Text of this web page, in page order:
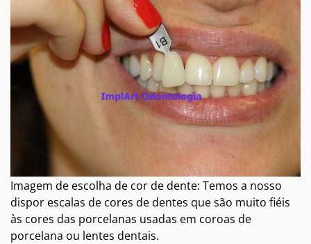
Imagem de escolha de cor de dente: Temos a nosso
dispor escalas de cores de dentes que são muito fiéis
às cores das porcelanas usadas em coroas de
porcelana ou lentes dentais.